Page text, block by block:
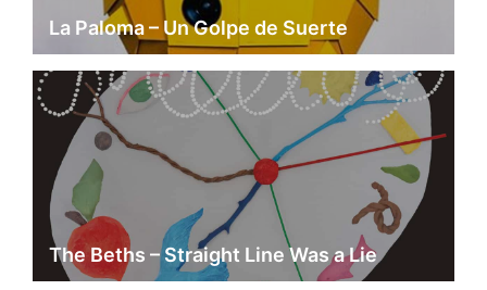
La Paloma – Un Golpe de Suerte
The Beths – Straight Line Was a Lie